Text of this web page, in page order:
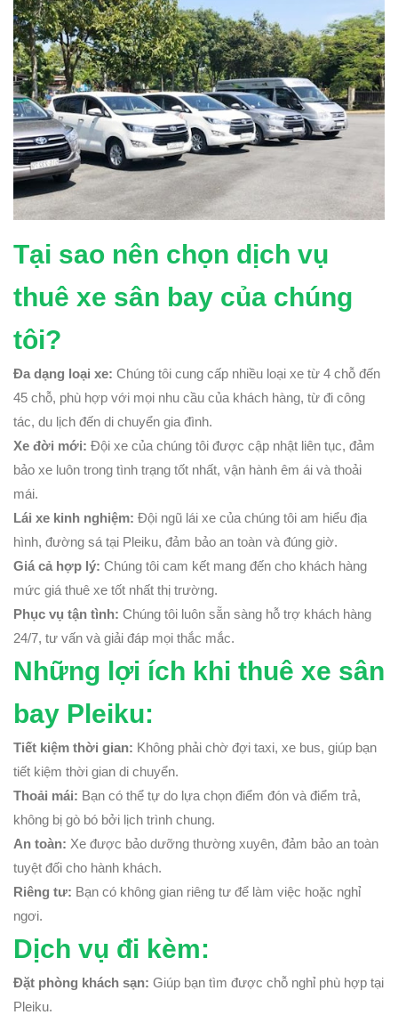
Tại sao nên chọn dịch vụ
thuê xe sân bay của chúng
tôi?
Đa dạng loại xe: Chúng tôi cung cấp nhiều loại xe từ 4 chỗ đến
45 chỗ, phù hợp với mọi nhu cầu của khách hàng, từ đi công
tác, du lịch đến di chuyển gia đình.
Xe đời mới: Đội xe của chúng tôi được cập nhật liên tục, đảm
bảo xe luôn trong tình trạng tốt nhất, vận hành êm ái và thoải
mái.
Lái xe kinh nghiệm: Đội ngũ lái xe của chúng tôi am hiểu địa
hình, đường sá tại Pleiku, đảm bảo an toàn và đúng giờ.
Giá cả hợp lý: Chúng tôi cam kết mang đến cho khách hàng
mức giá thuê xe tốt nhất thị trường.
Phục vụ tận tình: Chúng tôi luôn sẵn sàng hỗ trợ khách hàng
24/7, tư vấn và giải đáp mọi thắc mắc.
Những lợi ích khi thuê xe sân
bay Pleiku:
Tiết kiệm thời gian: Không phải chờ đợi taxi, xe bus, giúp bạn
tiết kiệm thời gian di chuyển.
Thoải mái: Bạn có thể tự do lựa chọn điểm đón và điểm trả,
không bị gò bó bởi lịch trình chung.
An toàn: Xe được bảo dưỡng thường xuyên, đảm bảo an toàn
tuyệt đối cho hành khách.
Riêng tư: Bạn có không gian riêng tư để làm việc hoặc nghỉ
ngơi.
Dịch vụ đi kèm:
Đặt phòng khách sạn: Giúp bạn tìm được chỗ nghỉ phù hợp tại
Pleiku.